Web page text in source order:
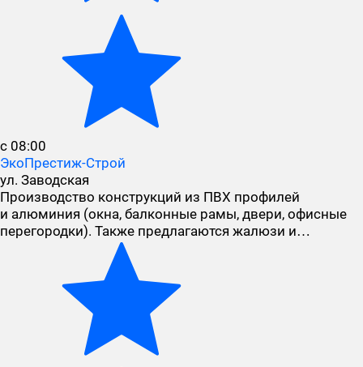
с 08:00
ЭкоПрестиж-Строй
ул. Заводская
Производство конструкций из ПВХ профилей
и алюминия (окна, балконные рамы, двери, офисные
перегородки). Также предлагаются жалюзи и…